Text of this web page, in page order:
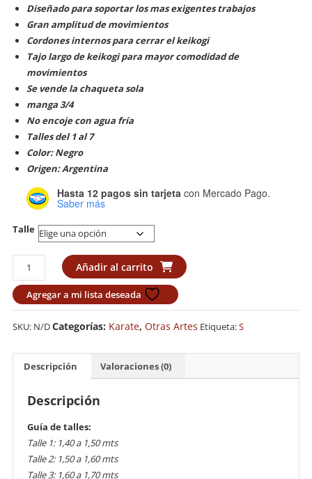
Diseñado para soportar los mas exigentes trabajos
Gran amplitud de movimientos
Cordones internos para cerrar el keikogi
Tajo largo de keikogi para mayor comodidad de
movimientos
Se vende la chaqueta sola
manga 3/4
No encoje con agua fría
Talles del 1 al 7
Color: Negro
Origen: Argentina
Hasta 12 pagos sin tarjetacon Mercado Pago.
Saber más
Talle
Kobudogi
Elite
Mediano
Budokan
cantidad
Añadir al carrito
Agregar a mi lista deseada
SKU: N/DCategorías: Karate, Otras Artes Etiqueta:S
Descripción Valoraciones (0)
Descripción
Guía de talles:
Talle 1: 1,40 a 1,50 mts
Talle 2: 1,50 a 1,60 mts
Talle 3: 1,60 a 1,70 mts